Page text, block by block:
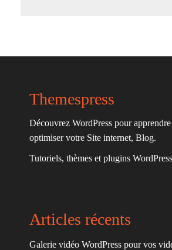
Themespress
Découvrez WordPress pour
optimiser votre Site internet, Blog.
Tutoriels, thèmes et plugins
Articles récents
Galerie vidéo WordPress pour vos